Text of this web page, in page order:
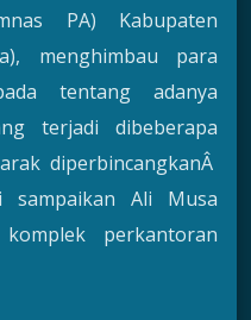
PA) Kabupaten
menghimbau para
tentang adanya
terjadi dibeberapa
diperbincangkanÂ
sampaikan Ali Musa
perkantoran